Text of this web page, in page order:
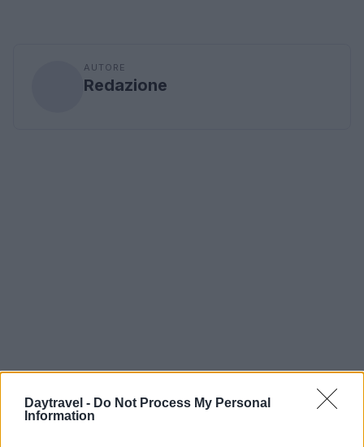
Daytravel - Do Not Process My Personal
Information
AUTORE
Redazione